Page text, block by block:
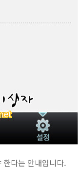
한다는 안내입니다.